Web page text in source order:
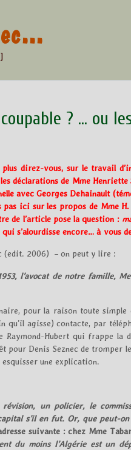
? … ou
plus direz-vous, sur le travail
déclarations de Mme
avec Georges Dehainault
ici sur les propos de Mme
de l’article pose la question :
s’alourdisse encore… à vous
(edit. 2006) – on peut y lire :
l’avocat de notre famille,
pour la raison toute simple
agisse) contacte, par
Hubert qui frappe la
pour Denis Seznec de tromper
une explication.
un policier, le
s’il en fut. Or, que peut-
suivante : chez Mme
du moins l’Algérie est un